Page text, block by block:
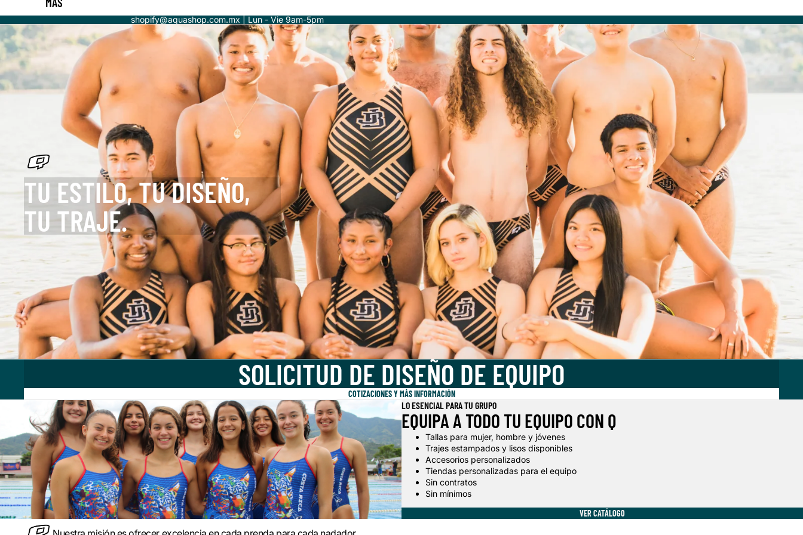
shopify@aquashop.com.mx | Lun - Vie 9am-5pm
TU ESTILO, TU DISEÑO,
TU TRAJE.
SOLICITUD DE DISEÑO DE EQUIPO
COTIZACIONES Y MÁS INFORMACIÓN
LO ESENCIAL PARA TU GRUPO
EQUIPA A TODO TU EQUIPO CON Q
Tallas para mujer, hombre y jóvenes
Trajes estampados y lisos disponibles
Accesorios personalizados
Tiendas personalizadas para el equipo
Sin contratos
Sin mínimos
VER CATÁLOGO